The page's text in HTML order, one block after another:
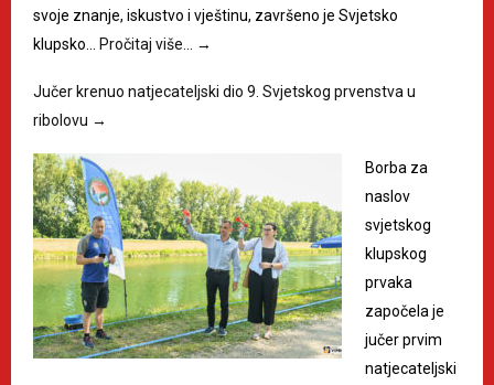
svoje znanje, iskustvo i vještinu, završeno je Svjetsko
klupsko…
Pročitaj više… →
Jučer krenuo natjecateljski dio 9. Svjetskog prvenstva u
ribolovu →
Borba za
naslov
svjetskog
klupskog
prvaka
započela je
jučer prvim
natjecateljski